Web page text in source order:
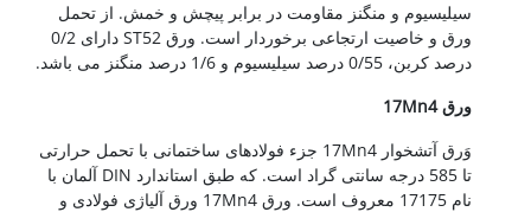
سیلیسیوم و منگنز مقاومت در برابر پیچش و خمش. از تحمل
ورق و خاصیت ارتجاعی برخوردار است. ورق ST52 دارای 0/2
درصد کربن، 0/55 درصد سیلیسیوم و 1/6 درصد منگنز می باشد.
ورق 17Mn4
وَرق آتشخوار 17Mn4 جزء فولادهای ساختمانی با تحمل حرارتی
تا 585 درجه سانتی گراد است. که طبق استاندارد DIN آلمان با
نام 17175 معروف است. ورق 17Mn4 ورق آلیاژی فولادی و